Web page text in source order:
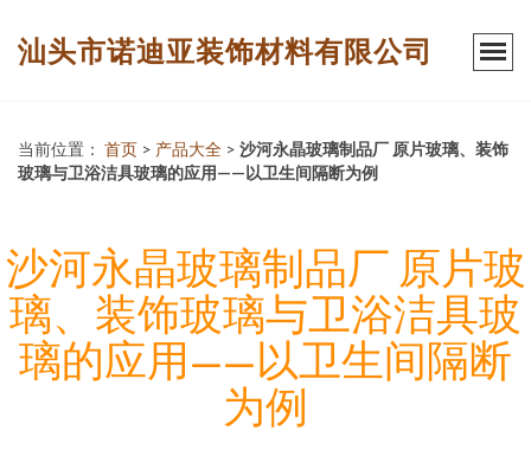
汕头市诺迪亚装饰材料有限公司
当前位置： 首页 > 产品大全 > 沙河永晶玻璃制品厂 原片玻璃、装饰
玻璃与卫浴洁具玻璃的应用——以卫生间隔断为例
沙河永晶玻璃制品厂 原片玻
璃、装饰玻璃与卫浴洁具玻
璃的应用——以卫生间隔断
为例